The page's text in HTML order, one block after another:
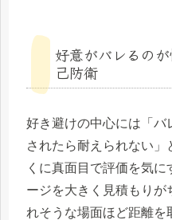
好意がバレるの
己防衛
好き避けの中心には「バ
されたら耐えられない」
くに真面目で評価を気
ージを大きく見積もり
れそうな場面ほど距離を